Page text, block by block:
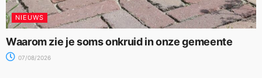
NIEUWS
Waarom zie je soms onkruid in onze gemeente
07/08/2026